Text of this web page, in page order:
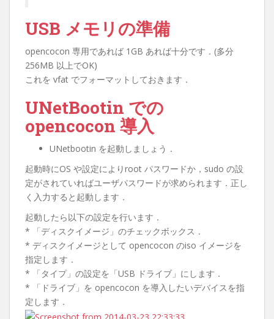
USB メモリの準備
opencocon 専用であれば 1GB あれば十分です．(多分
256MB 以上でOK)
これを vfat でフォーマットしておきます．
UNetBootin での
opencocon 導入
UNetbootin を起動しましょう．
起動時にOS や設定によりroot パスワードか，sudo の設
定がされていればユーザパスワードが求められます．正し
く入力すると起動します．
起動したら以下の設定を行います．
* 「ディスクイメージ」のチェックボックス．
* ディスクイメージとして opencocon のiso イメージを
指定します．
* 「タイプ」の設定を「USB ドライブ」にします．
* 「ドライブ」を opencocon を導入したいデバイスを指
定します．